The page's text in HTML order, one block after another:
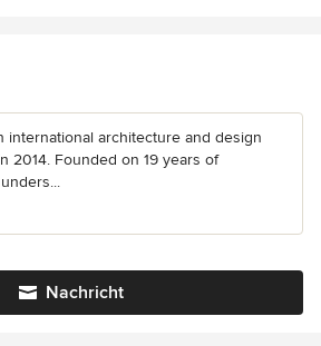
international architecture and design
2014. Founded on 19 years of
Nachricht